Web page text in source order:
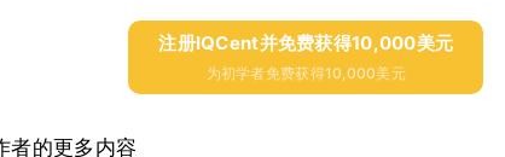
注册IQCent并免费获得10,000美元
为初学者免费获得10,000美元
者的更多内容